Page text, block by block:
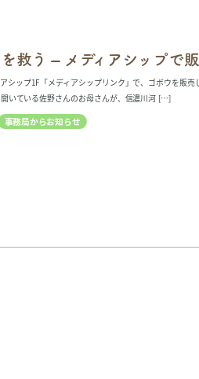
救う – メディアシップで
シップ1F「メディアシップリンク」で、ゴボウを販
いている佐野さんのお母さんが、信濃川河 […]
事務局からお知らせ